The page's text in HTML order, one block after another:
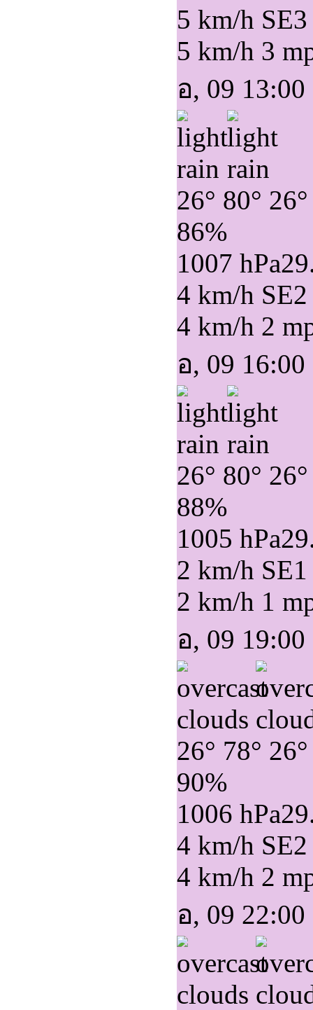
5 km/h SE
5 km/h 3
อ, 09 13:00
26° 80° 26°
86%
1007 hPa
4 km/h SE
4 km/h 2
อ, 09 16:00
26° 80° 26°
88%
1005 hPa
2 km/h SE
2 km/h 1
อ, 09 19:00
26° 78° 26°
90%
1006 hPa
4 km/h SE
4 km/h 2
อ, 09 22:00